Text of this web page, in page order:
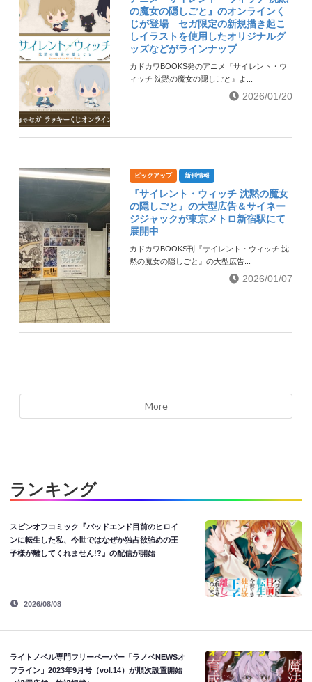
の魔女の隠しごと』のオンラインく
じが登場 セガ限定の新規描き起こ
しイラストを使用したオリジナルグ
ッズなどがラインナップ
カドカワBOOKS発のアニメ『サイレント・ウ
ィッチ 沈黙の魔女の隠しごと』よ...
2026/01/20
ピックアップ 新刊情報
『サイレント・ウィッチ 沈黙の魔女
の隠しごと』の大型広告＆サイネー
ジジャックが東京メトロ新宿駅にて
展開中
カドカワBOOKS刊『サイレント・ウィッチ 沈
黙の魔女の隠しごと』の大型広告...
2026/01/07
More
ランキング
スピンオフコミック『バッドエンド目前のヒロイ
ンに転生した私、今世ではなぜか独占欲強めの王
子様が離してくれません!?』の配信が開始
2026/08/08
ライトノベル専門フリーペーパー「ラノベNEWSオ
フライン」2023年9月号（vol.14）が順次設置開始